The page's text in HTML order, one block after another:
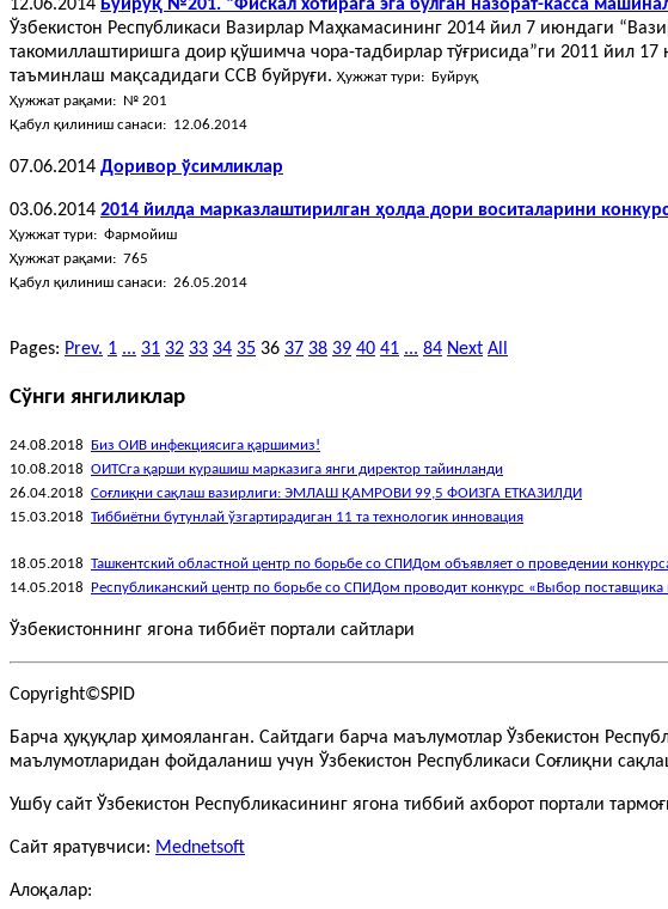
12.06.2014 Буйруқ №201. “Фискал хотирага эга бўлган назорат-касса
Ўзбекистон Республикаси Вазирлар Маҳкамасининг 2014 йил 7 июндаги
такомиллаштиришга доир қўшимча чора-тадбирлар тўғрисида”ги 2011 йил
таъминлаш мақсадидаги ССВ буйруғи. Ҳужжат тури: Буйруқ
Ҳужжат рақами: № 201
Қабул қилиниш санаси: 12.06.2014
07.06.2014 Доривор ўсимликлар
03.06.2014 2014 йилда марказлаштирилган ҳолда дори воситаларини
Ҳужжат тури: Фармойиш
Ҳужжат рақами: 765
Қабул қилиниш санаси: 26.05.2014
Pages: Prev. 1 ... 31 32 33 34 35 36 37 38 39 40 41 ... 84 Next All
Сўнги янгиликлар
24.08.2018
Биз ОИВ инфекциясига қаршимиз!
10.08.2018 ОИТСга қарши курашиш марказига янги директор тайинланди
26.04.2018 Соғлиқни сақлаш вазирлиги: ЭМЛАШ ҚАМРОВИ 99,5 ФОИЗГА ЕТКАЗИЛДИ
15.03.2018 Тиббиётни бутунлай ўзгартирадиган 11 та технологик инновация
18.05.2018 Ташкентский областной центр по борьбе со СПИДом объявляет о проведении
14.05.2018 Республиканский центр по борьбе со СПИДом проводит конкурс «Выбор
Ўзбекистоннинг ягона тиббиёт портали сайтлари
Copyright©SPID
Барча ҳуқуқлар ҳимояланган. Сайтдаги барча маълумотлар Ўзбекистон
маълумотларидан фойдаланиш учун Ўзбекистон Республикаси Соғлиқни
Ушбу сайт Ўзбекистон Республикасининг ягона тиббий ахборот портали
Сайт яратувчиси: Mednetsoft
Алоқалар: